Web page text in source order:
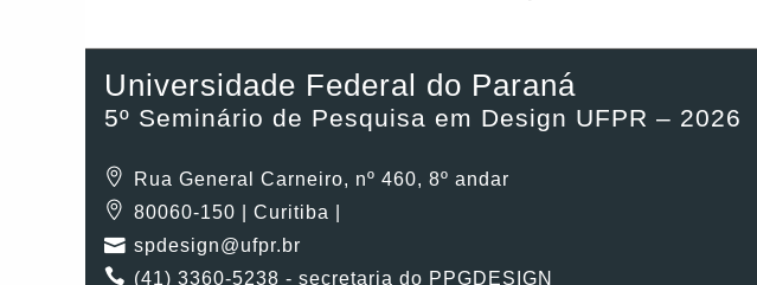
Universidade Federal do Paraná
5º Seminário de Pesquisa em Design UFPR – 2026
Rua General Carneiro, nº 460, 8º andar
80060-150 | Curitiba |
spdesign@ufpr.br
(41) 3360-5238 - secretaria do PPGDESIGN